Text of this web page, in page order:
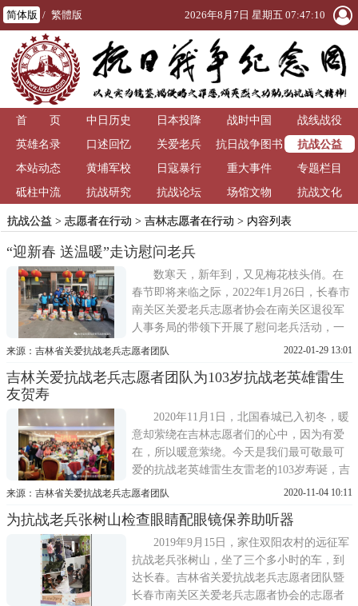
简体版 / 繁體版 2026年8月7日 星期五 07:47:10
首 页 中日历史 日本投降 战时中国
战线战役
英雄名录
口述回忆 关爱老兵
抗日战争图书
馆
抗战公益
本站动态
黄埔军校 日寇暴行 重大事件
专题栏目
砥柱中流
抗战研究 抗战论坛 场馆文物 抗战文化
抗战公益 > 志愿者在行动 > 吉林志愿者在行动 > 内容列表
“迎新春 送温暖”走访慰问老兵
数寒天，新年到，又见梅花枝头俏。在
春节即将来临之际，2022年1月26日，长春市
南关区关爱老兵志愿者协会在南关区退役军
人事务局的带领下开展了慰问老兵活动，一
同参与志愿服务的小伙伴还有碟诺集团、长
春节将至，虽然疫情当前，但是无法阻挡志
忱。本次活动共走访了1
来源：吉林省关爱抗战老兵志愿者团队 2022-01-29 13:01
吉林关爱抗战老兵志愿者团队为103岁抗战老英雄雷生
友贺寿
2020年11月1日，北国春城已入初冬，暖
意却萦绕在吉林志愿者们的心中，因为有爱
在，所以暖意萦绕。今天是我们最可敬最可
爱的抗战老英雄雷生友雷老的103岁寿诞，吉
林志愿者团队和长春小义工们共同为雷老庆
有杀身成仁。英雄就是志士仁人，在国家危
难之际他们是首先站出来的!1937年七七卢沟
桥事变，雷老是铁匠
来源：吉林省关爱抗战老兵志愿者团队 2020-11-04 10:11
为抗战老兵张树山检查眼睛配眼镜保养助听器
2019年9月15日，家住双阳农村的远征军
抗战老兵张树山，坐了三个多小时的车，到
达长春。吉林省关爱抗战老兵志愿者团队暨
长春市南关区关爱老兵志愿者协会的志愿者